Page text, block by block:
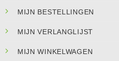
MIJN BESTELLINGEN
MIJN VERLANGLIJST
MIJN WINKELWAGEN